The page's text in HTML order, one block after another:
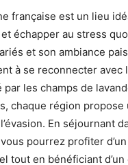
française est un lieu
échapper au stress
et son ambiance
à se reconnecter avec
par les champs de
chaque région
En séjournant
pourrez profiter
tout en bénéficiant